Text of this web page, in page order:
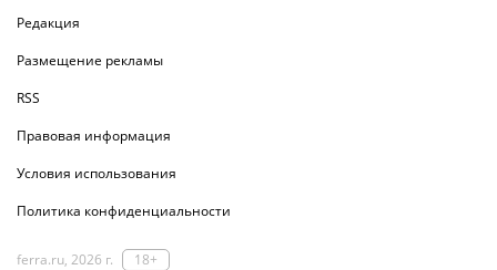
Редакция
Размещение рекламы
RSS
Правовая информация
Условия использования
Политика конфиденциальности
ferra.ru, 2026 г.
18+